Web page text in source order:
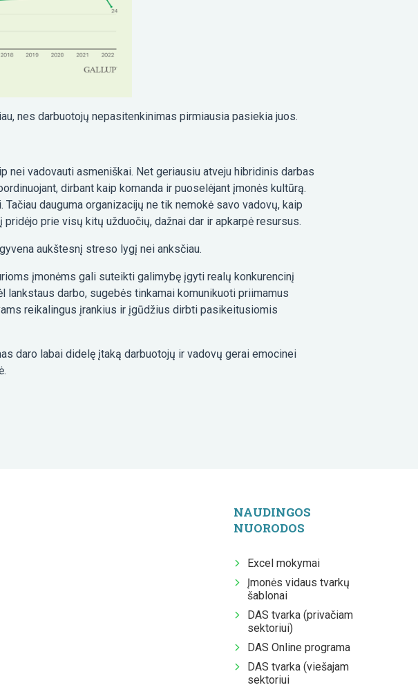
nes darbuotojų nepasitenkinimas pirmiausia pasiekia juos.
nei vadovauti asmeniškai. Net geriausiu atveju hibridinis darbas
dirbant kaip komanda ir puoselėjant įmonės kultūrą.
dauguma organizacijų ne tik nemokė savo vadovų, kaip
prie visų kitų užduočių, dažnai dar ir apkarpė resursus.
aukštesnį streso lygį nei anksčiau.
įmonėms gali suteikti galimybę įgyti realų konkurencinį
darbo, sugebės tinkamai komunikuoti priimamus
reikalingus įrankius ir įgūdžius dirbti pasikeitusiomis
daro labai didelę įtaką darbuotojų ir vadovų gerai emocinei
NAUDINGOS
NUORODOS
Excel mokymai
Įmonės vidaus tvarkų
šablonai
DAS tvarka (privačiam
sektoriui)
DAS Online programa
DAS tvarka (viešajam
sektoriui